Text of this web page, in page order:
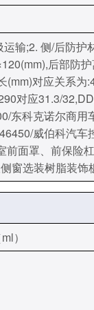
输;2. 侧/后防
后部防
(mm)对应关系
对应31.3/
东科克诺尔商
威伯科汽
面罩、前保险
窗选装树脂装
）